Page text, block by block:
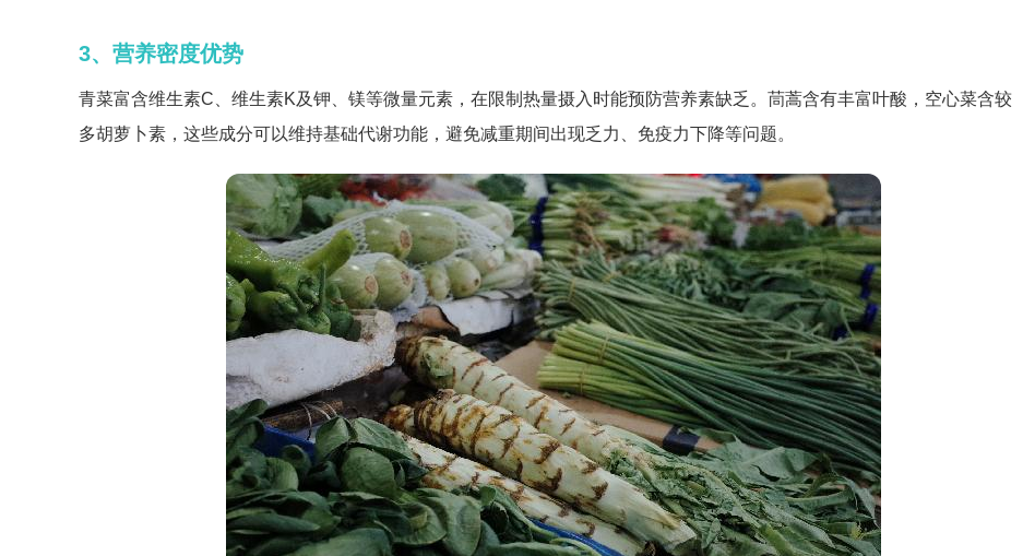
3、营养密度优势
青菜富含维生素C、维生素K及钾、镁等微量元素，在限制热量摄入时能预防营养素缺乏。茼蒿含有丰富叶酸，空心菜含较
多胡萝卜素，这些成分可以维持基础代谢功能，避免减重期间出现乏力、免疫力下降等问题。